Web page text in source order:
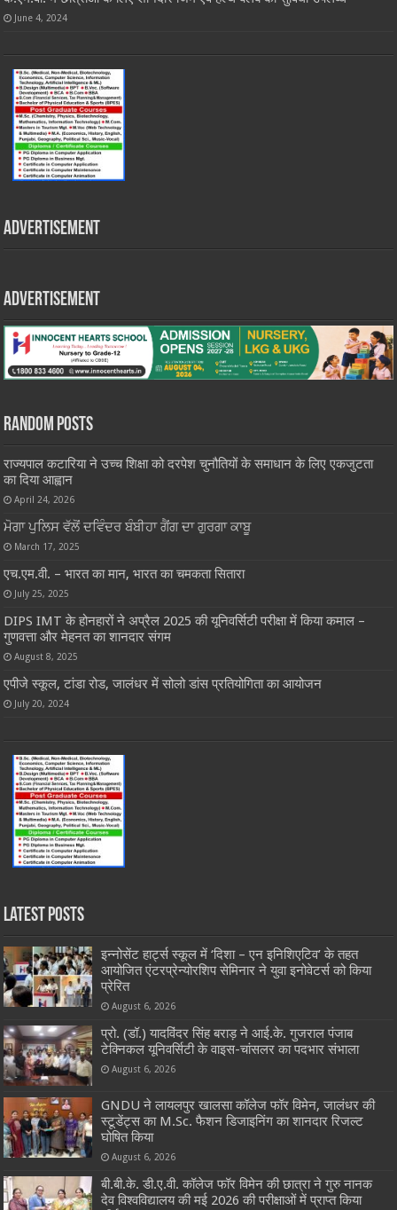
June 4, 2024
Advertisement
Advertisement
Random Posts
राज्यपाल कटारिया ने उच्च शिक्षा को दरपेश चुनौतियों के समाधान के लिए एकजुटता
का दिया आह्वान
April 24, 2026
ਮੋਗਾ ਪੁਲਿਸ ਵੱਲੋਂ ਦਵਿੰਦਰ ਬੰਬੀਹਾ ਗੈਂਗ ਦਾ ਗੁਰਗਾ ਕਾਬੂ
March 17, 2025
एच.एम.वी. – भारत का मान, भारत का चमकता सितारा
July 25, 2025
DIPS IMT के होनहारों ने अप्रैल 2025 की यूनिवर्सिटी परीक्षा में किया कमाल –
गुणवत्ता और मेहनत का शानदार संगम
August 8, 2025
एपीजे स्कूल, टांडा रोड, जालंधर में सोलो डांस प्रतियोगिता का आयोजन
July 20, 2024
Latest Posts
इन्नोसेंट हार्ट्स स्कूल में ‘दिशा – एन इनिशिएटिव’ के तहत
आयोजित एंटरप्रेन्योरशिप सेमिनार ने युवा इनोवेटर्स को किया
प्रेरित
August 6, 2026
प्रो. (डॉ.) यादविंदर सिंह बराड़ ने आई.के. गुजराल पंजाब
टेक्निकल यूनिवर्सिटी के वाइस-चांसलर का पदभार संभाला
August 6, 2026
GNDU ने लायलपुर खालसा कॉलेज फॉर विमेन, जालंधर की
स्टूडेंट्स का M.Sc. फैशन डिजाइनिंग का शानदार रिजल्ट
घोषित किया
August 6, 2026
बी.बी.के. डी.ए.वी. कॉलेज फॉर विमेन की छात्रा ने गुरु नानक
देव विश्वविद्यालय की मई 2026 की परीक्षाओं में प्राप्त किया